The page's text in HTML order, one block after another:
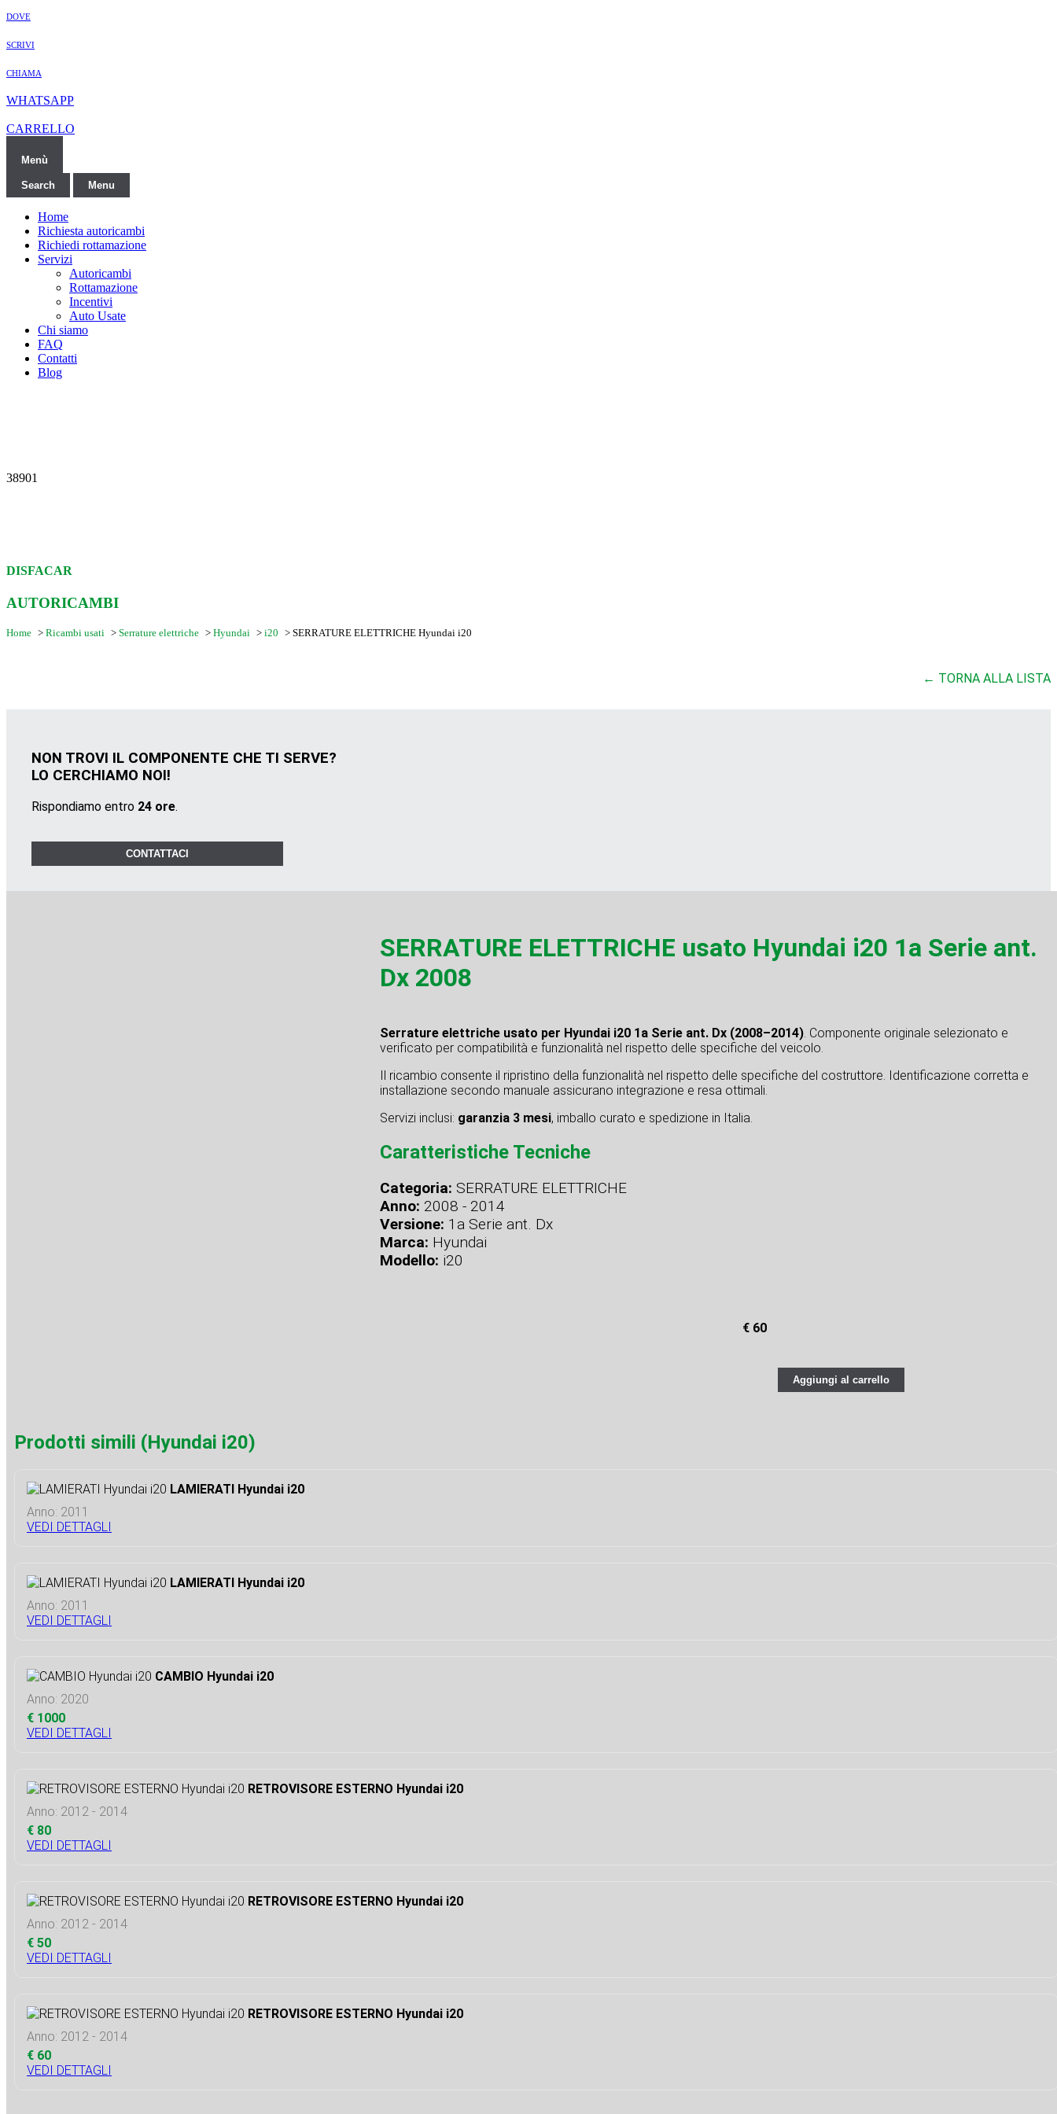
DOVE
SCRIVI
CHIAMA
WHATSAPP
CARRELLO
Menù
Search Menu
Home
Richiesta autoricambi
Richiedi rottamazione
Servizi
Autoricambi
Rottamazione
Incentivi
Auto Usate
Chi siamo
FAQ
Contatti
Blog
38901
DISFACAR
AUTORICAMBI
Home > Ricambi usati > Serrature elettriche > Hyundai > i20 > SERRATURE ELETTRICHE Hyundai i20
← TORNA ALLA LISTA
NON TROVI IL COMPONENTE CHE TI SERVE?
LO CERCHIAMO NOI!
Rispondiamo entro 24 ore.
CONTATTACI
SERRATURE ELETTRICHE usato Hyundai i20 1a Serie ant.
Dx 2008
Serrature elettriche usato per Hyundai i20 1a Serie ant. Dx (2008–2014). Componente originale selezionato e
verificato per compatibilità e funzionalità nel rispetto delle specifiche del veicolo.
Il ricambio consente il ripristino della funzionalità nel rispetto delle specifiche del costruttore. Identificazione corretta e
installazione secondo manuale assicurano integrazione e resa ottimali.
Servizi inclusi: garanzia 3 mesi, imballo curato e spedizione in Italia.
Caratteristiche Tecniche
Categoria: SERRATURE ELETTRICHE
Anno: 2008 - 2014
Versione: 1a Serie ant. Dx
Marca: Hyundai
Modello: i20
€ 60
Aggiungi al carrello
Prodotti simili (Hyundai i20)
LAMIERATI Hyundai i20
Anno: 2011
VEDI DETTAGLI
LAMIERATI Hyundai i20
Anno: 2011
VEDI DETTAGLI
CAMBIO Hyundai i20
Anno: 2020
€ 1000
VEDI DETTAGLI
RETROVISORE ESTERNO Hyundai i20
Anno: 2012 - 2014
€ 80
VEDI DETTAGLI
RETROVISORE ESTERNO Hyundai i20
Anno: 2012 - 2014
€ 50
VEDI DETTAGLI
RETROVISORE ESTERNO Hyundai i20
Anno: 2012 - 2014
€ 60
VEDI DETTAGLI